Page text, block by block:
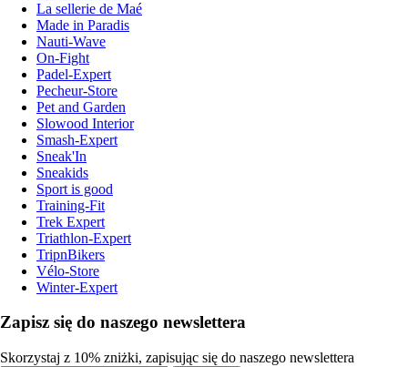
La sellerie de Maé
Made in Paradis
Nauti-Wave
On-Fight
Padel-Expert
Pecheur-Store
Pet and Garden
Slowood Interior
Smash-Expert
Sneak'In
Sneakids
Sport is good
Training-Fit
Trek Expert
Triathlon-Expert
TripnBikers
Vélo-Store
Winter-Expert
Zapisz się do naszego newslettera
Skorzystaj z 10% zniżki, zapisując się do naszego newslettera